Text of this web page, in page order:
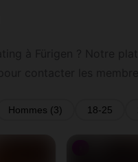
Hommes (3) 18-25